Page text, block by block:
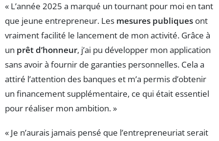
« L’année 2025 a marqué un tournant pour moi en tant
que jeune entrepreneur. Les mesures publiques ont
vraiment facilité le lancement de mon activité. Grâce à
un prêt d’honneur, j’ai pu développer mon application
sans avoir à fournir de garanties personnelles. Cela a
attiré l’attention des banques et m’a permis d’obtenir
un financement supplémentaire, ce qui était essentiel
pour réaliser mon ambition. »
« Je n’aurais jamais pensé que l’entrepreneuriat serait